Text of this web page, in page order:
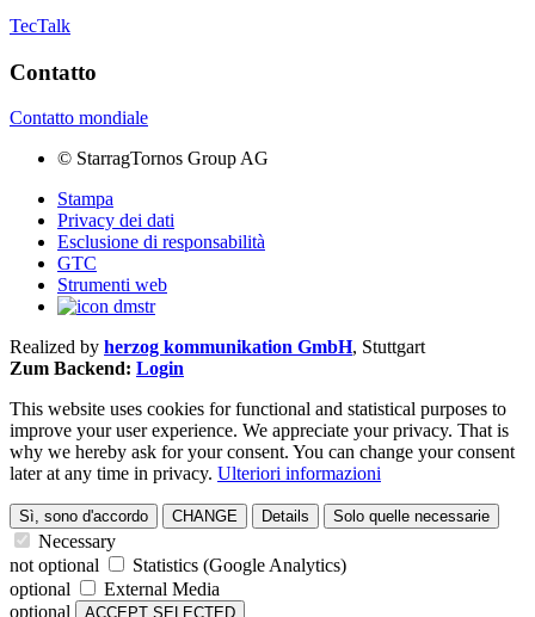
TecTalk
Contatto
Contatto mondiale
© StarragTornos Group AG
Stampa
Privacy dei dati
Esclusione di responsabilità
GTC
Strumenti web
Realized by herzog kommunikation GmbH, Stuttgart
Zum Backend: Login
This website uses cookies for functional and statistical purposes to
improve your user experience. We appreciate your privacy. That is
why we hereby ask for your consent. You can change your consent
later at any time in privacy. Ulteriori informazioni
Sì, sono d'accordo CHANGE Details Solo quelle necessarie
Necessary
not optional
Statistics (Google Analytics)
optional
External Media
optional
ACCEPT SELECTED